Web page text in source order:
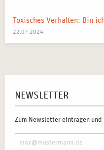
22.07.2024
NEWSLETTER
Zum Newsletter eintragen